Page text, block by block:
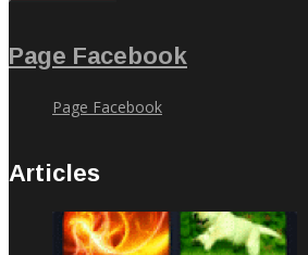
Page Facebook
Page Facebook
Articles